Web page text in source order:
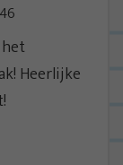
Heerlijke